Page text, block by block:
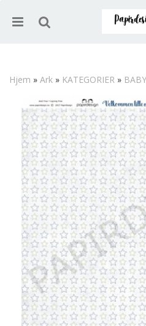
Hjem » Ark » KATEGORIER » BABY